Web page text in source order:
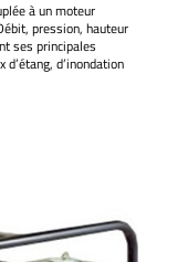
à un moteur
pression, hauteur
ses principales
d’inondation